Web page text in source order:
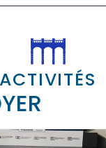
ACTIVITÉS